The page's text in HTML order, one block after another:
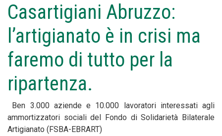
Casartigiani Abruzzo:
l’artigianato è in crisi ma
faremo di tutto per la
ripartenza.
Ben 3.000 aziende e 10.000 lavoratori interessati agli
ammortizzatori sociali del Fondo di Solidarietà Bilaterale
Artigianato (FSBA-EBRART)